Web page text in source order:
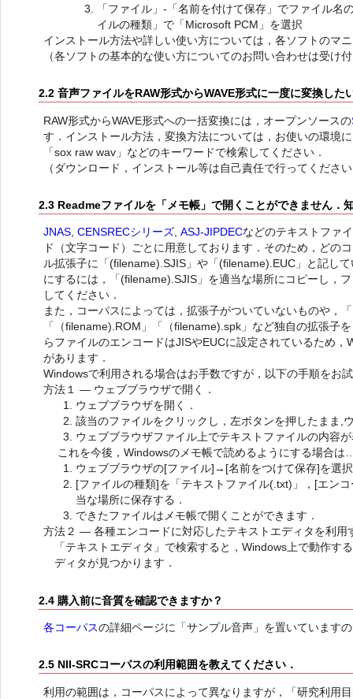
「ファイル」-「名前を付けて保存」でファイル
イルの種類」で「Microsoft PCM」を選択
インストール方法や詳しい使い方については，各ソフトのマ
（各ソフトの基本的な使い方についてのお問い合わせは受け
2.2 音声ファイルをRAW形式からWAVE形式に一度に変換した
RAW形式からWAVE形式への一括変換には，オープンソースの
す．インストール方法，変換方法については，お使いの環境
「sox raw wav」などのキーワードで検索してください．
（ダウンロード，インストール等は自己責任で行ってくださ
2.3 Readmeファイルを「メモ帳」で開くことができません．
JNAS,CENSRECシリーズ,ASJ-JIPDECなどのテキストファ
ド（文字コード）ごとに用意しております．そのため，どの
ル拡張子に「(filename).SJIS」や「(filename).EUC」と記し
にするには，「(filename).SJIS」を適当な場所にコピーし，
してください．
また，コーパスによっては，拡張子がついていないものや，
「（filename).ROM」「（filename).spk」など独自の拡張子
らファイルのエンコードはJISやEUCに設定されているため
があります．
Windowsで利用される場合はお手数ですが，以下の手順をお
方法１ — ウェブブラウザで開く．
ウェブブラウザを開く．
該当のファイルをクリックし，左ボタンを押したまま,
ウェブブラウザファイル上でテキストファイルの内容
これを今後，Windowsのメモ帳で読めるようにする場合は
ウェブブラウザの[ファイル]→[名前をつけて保存]を選
[ファイルの種類]を「テキストファイル(.txt)」，[エン
当な場所に保存する．
できたファイルはメモ帳で開くことができます．
方法２ — 各種エンコードに対応したテキストエディタを利用
「テキストエディタ」で検索すると，Windows上で動作す
ディタが見つかります．
2.4 購入前に音質を確認できますか？
各コーパスの詳細ページに「サンプル音声」を置いています
2.5 NII-SRCコーパスの利用範囲を教えてください．
利用の範囲は，コーパスによって異なりますが，「研究利用